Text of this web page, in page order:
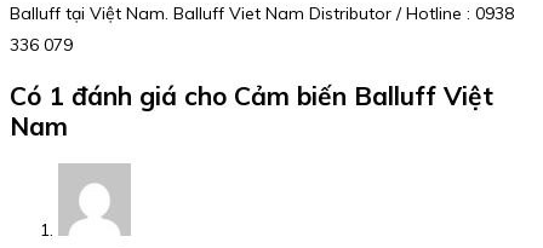
Balluff tại Việt Nam. Balluff Viet Nam Distributor / Hotline : 0938
336 079
Có 1 đánh giá cho Cảm biến Balluff Việt
Nam